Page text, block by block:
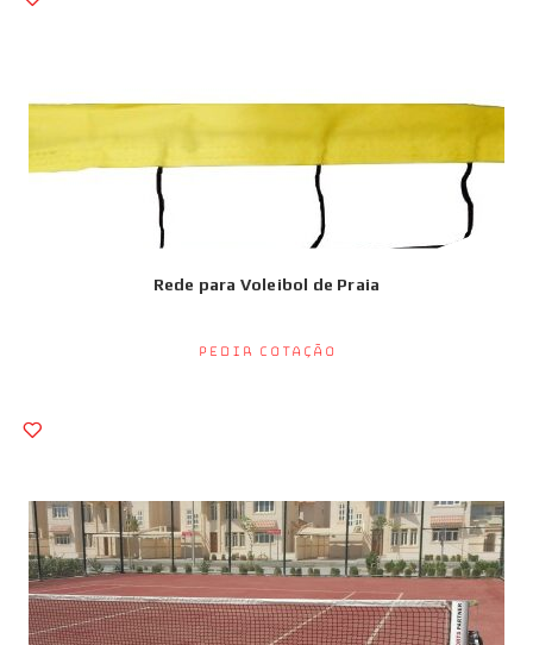
Rede para Voleibol de Praia
Pedir Cotação